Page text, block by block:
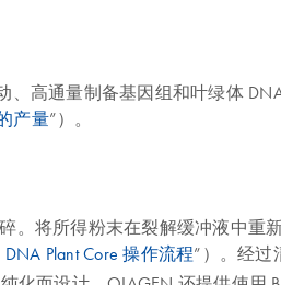
、高通量制备基因组和叶绿体
产量”）。
。将所得粉末在裂解缓冲液中
Plant Core 操作流程”）。经过